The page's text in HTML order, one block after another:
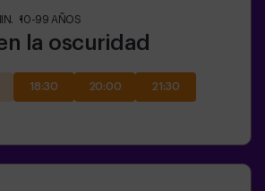
10-99 AÑOS
la oscuridad
18:30 20:00 21:30